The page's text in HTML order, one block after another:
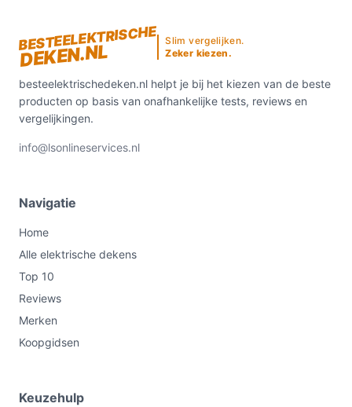
Ontdek alle specificaties en vergelijk prijzen op
besteelektrischedeken.nl. Kies bewust wat perfect
past bij jouw behoeften!
BESTEELEKTRISCHE
DEKEN.NL
Slim vergelijken.
Zeker kiezen.
besteelektrischedeken.nl helpt je bij het kiezen van de beste
producten op basis van onafhankelijke tests, reviews en
vergelijkingen.
info@lsonlineservices.nl
Navigatie
Home
Alle elektrische dekens
Top 10
Reviews
Merken
Koopgidsen
Keuzehulp